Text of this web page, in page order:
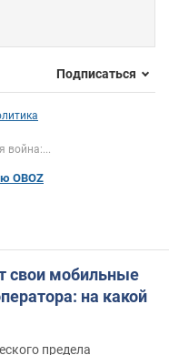
Подписаться
война:...
OBOZ
свои мобильные
на какой
предела